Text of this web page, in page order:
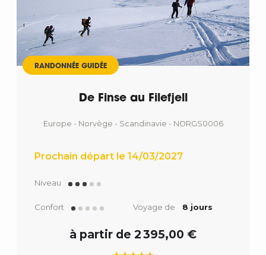
RANDONNÉE GUIDÉE
De Finse au Filefjell
Europe - Norvège - Scandinavie - NORGS0006
Prochain départ le 14/03/2027
Niveau
Confort Voyage de 8 jours
à partir de 2 395,00 €